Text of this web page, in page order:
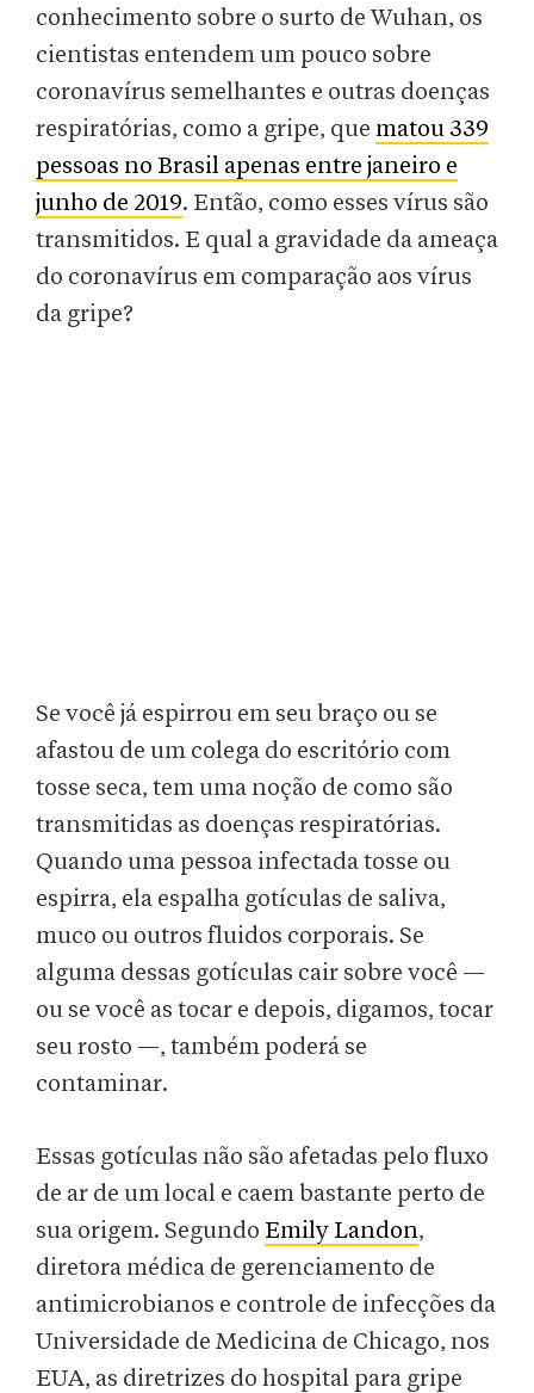
conhecimento sobre o surto de Wuhan, os
cientistas entendem um pouco sobre
coronavírus semelhantes e outras doenças
respiratórias, como a gripe, que matou 339
pessoas no Brasil apenas entre janeiro e
junho de 2019. Então, como esses vírus são
transmitidos. E qual a gravidade da ameaça
do coronavírus em comparação aos vírus
da gripe?
Se você já espirrou em seu braço ou se
afastou de um colega do escritório com
tosse seca, tem uma noção de como são
transmitidas as doenças respiratórias.
Quando uma pessoa infectada tosse ou
espirra, ela espalha gotículas de saliva,
muco ou outros fluidos corporais. Se
alguma dessas gotículas cair sobre você —
ou se você as tocar e depois, digamos, tocar
seu rosto —, também poderá se
contaminar.
Essas gotículas não são afetadas pelo fluxo
de ar de um local e caem bastante perto de
sua origem. Segundo Emily Landon,
diretora médica de gerenciamento de
antimicrobianos e controle de infecções da
Universidade de Medicina de Chicago, nos
EUA, as diretrizes do hospital para gripe